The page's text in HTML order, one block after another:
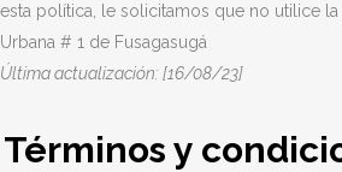
esta política, le solicitamos que no utilice la
Urbana # 1 de Fusagasugá
Última actualización: [16/08/23]
Términos y